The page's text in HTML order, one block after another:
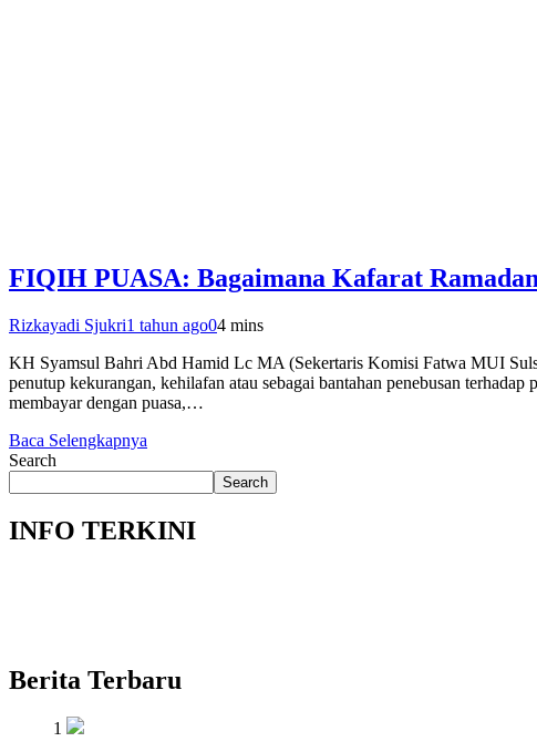
FIQIH PUASA: Bagaimana Kafarat
Rizkayadi Sjukri1 tahun ago04 mins
KH Syamsul Bahri Abd Hamid Lc MA (Sekertaris Komisi Fatwa MUI
penutup kekurangan, kehilafan atau sebagai bantahan penebusan
membayar dengan puasa,…
Baca Selengkapnya
Search
Search
INFO TERKINI
Berita Terbaru
1